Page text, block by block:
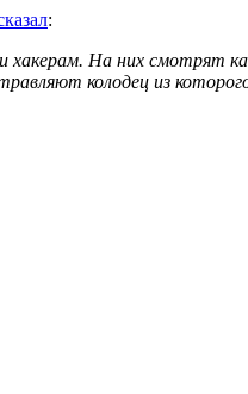
:
хакерам. На них смотрят
колодец из